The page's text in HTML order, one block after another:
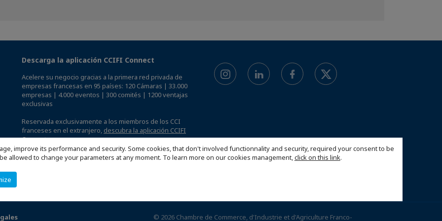
improve its performance and security. Some cookies, that don't involved functionnality and security, required your consent to be
allowed to change your parameters at any moment. To learn more on our cookies management,click on this link.
Descarga la aplicación CCIFI Connect
Acelere su negocio gracias a la primera red privada de
empresas francesas en 95 países: 120 Cámaras | 33.000
empresas | 4.000 eventos | 300 comités | 1200 ventajas
exclusivas
Reservada exclusivamente a los miembros de los CCI
franceses en el extranjero, descubra la aplicación CCIFI
Connect..
© 2026 Chambre de Commerce, d'Industrie et d'Agriculture Franco-